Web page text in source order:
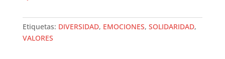
cantidad
Etiquetas: DIVERSIDAD, EMOCIONES, SOLIDARIDAD,
VALORES